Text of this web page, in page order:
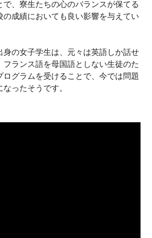
で、寮生たちの心のバランスが保てる
の成績においても良い影響を与えてい
身の女子学生は、元々は英語しか話せ
フランス語を母国語としない生徒のた
ログラムを受けることで、今では問題
ったそうです。